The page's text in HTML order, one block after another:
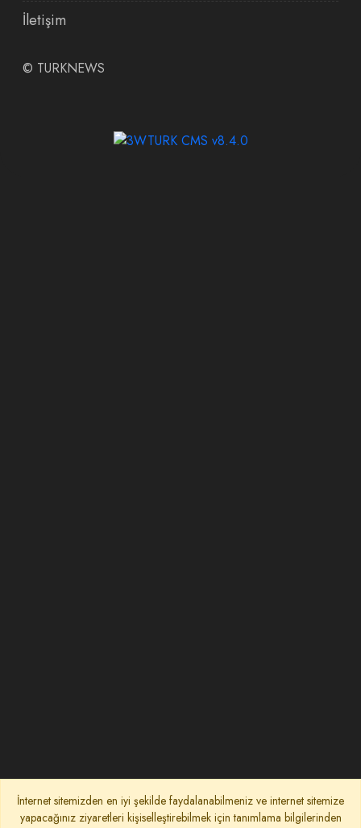
İletişim
© TURKNEWS
İnternet sitemizden en iyi şekilde faydalanabilmeniz ve internet sitemize
yapacağınız ziyaretleri kişiselleştirebilmek için tanımlama bilgilerinden